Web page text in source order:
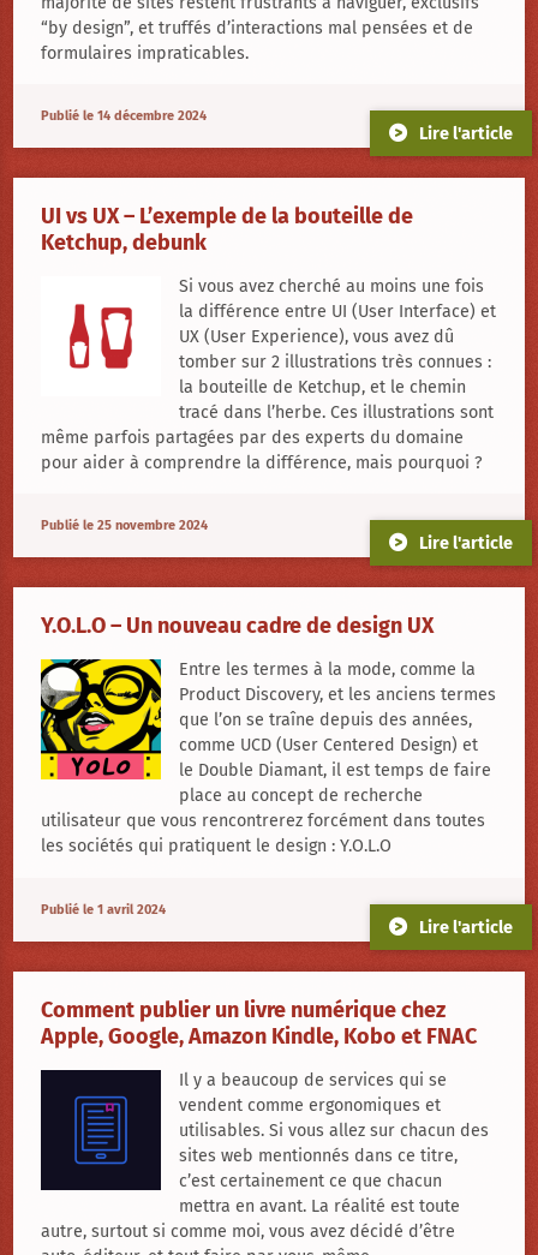
“by design”, et truffés d’interactions mal pensées et de
formulaires impraticables.
Publié le 14 décembre 2024
Lire l'article
UI vs UX – L’exemple de la bouteille de
Ketchup, debunk
Si vous avez cherché au moins une fois
la différence entre UI (User Interface) et
UX (User Experience), vous avez dû
tomber sur 2 illustrations très connues :
la bouteille de Ketchup, et le chemin
tracé dans l’herbe. Ces illustrations sont
même parfois partagées par des experts du domaine
pour aider à comprendre la différence, mais pourquoi ?
Publié le 25 novembre 2024
Lire l'article
Y.O.L.O – Un nouveau cadre de design UX
Entre les termes à la mode, comme la
Product Discovery, et les anciens termes
que l’on se traîne depuis des années,
comme UCD (User Centered Design) et
le Double Diamant, il est temps de faire
place au concept de recherche
utilisateur que vous rencontrerez forcément dans toutes
les sociétés qui pratiquent le design : Y.O.L.O
Publié le 1 avril 2024
Lire l'article
Comment publier un livre numérique chez
Apple, Google, Amazon Kindle, Kobo et FNAC
Il y a beaucoup de services qui se
vendent comme ergonomiques et
utilisables. Si vous allez sur chacun des
sites web mentionnés dans ce titre,
c’est certainement ce que chacun
mettra en avant. La réalité est toute
autre, surtout si comme moi, vous avez décidé d’être